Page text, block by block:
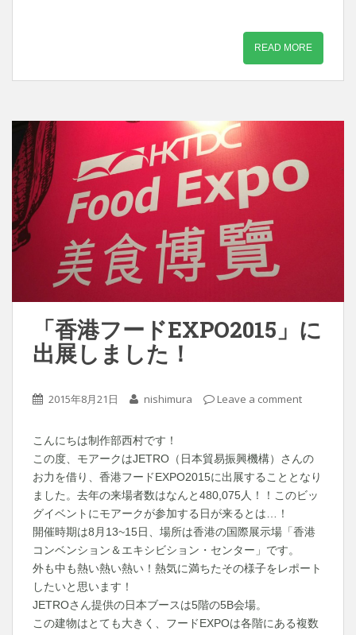
READ MORE
「香港フードEXPO2015」に
出展しました！
2015年8月21日 nishimura Leave a comment
こんにちは制作部西村です！
この度、モアークはJETRO（日本貿易振興機構）さんの
お力を借り、香港フードEXPO2015に出展することとなり
ました。去年の来場者数はなんと480,075人！！このビッ
グイベントにモアークが参加する日が来るとは…！
開催時期は8月13~15日、場所は香港の国際展示場「香港
コンベンション＆エキシビション・センター」です。
外も中も熱い熱い熱い！熱気に満ちたその様子をレポート
したいと思います！
JETROさん提供の日本ブースは5階の5B会場。
この建物はとても大きく、フードEXPOは各階にある複数